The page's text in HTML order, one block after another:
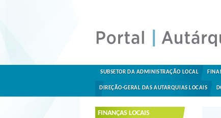
SUBSETOR DA ADMINISTRAÇÃO LOCAL
DIREÇÃO-GERAL DAS AUTARQUIAS LOCAIS
FINANÇAS LOCAIS